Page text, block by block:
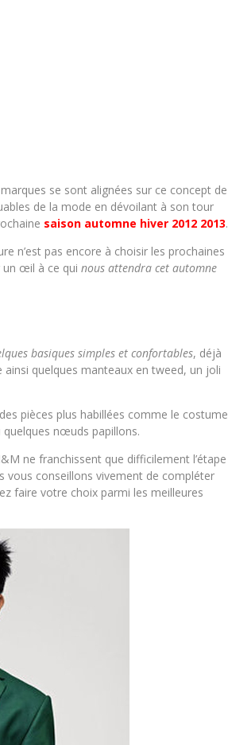
se sont alignées sur ce concept de
de la mode en dévoilant à son tour
saison automne hiver 2012 2013.
n’est pas encore à choisir les prochaines
un œil à ce qui nous attendra cet automne
basiques simples et confortables, déjà
quelques manteaux en tweed, un joli
pièces plus habillées comme le costume
quelques nœuds papillons.
ne franchissent que difficilement l’étape
vous conseillons vivement de compléter
faire votre choix parmi les meilleures